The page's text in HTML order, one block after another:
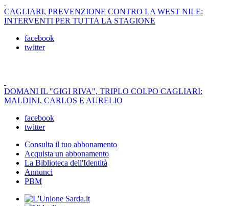
CAGLIARI, PREVENZIONE CONTRO LA WEST NILE:
INTERVENTI PER TUTTA LA STAGIONE
facebook
twitter
DOMANI IL "GIGI RIVA", TRIPLO COLPO CAGLIARI:
MALDINI, CARLOS E AURELIO
facebook
twitter
Consulta il tuo abbonamento
Acquista un abbonamento
La Biblioteca dell'Identità
Annunci
PBM